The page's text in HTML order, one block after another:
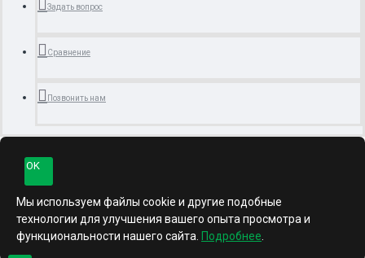
Задать вопрос
Сравнение
Позвонить нам
OK
Мы используем файлы cookie и другие подобные
технологии для улучшения вашего опыта просмотра и
функциональности нашего сайта. Подробнее